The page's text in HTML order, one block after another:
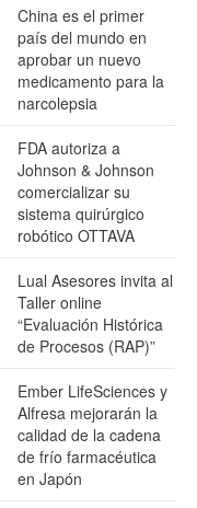
China es el primer
país del mundo en
aprobar un nuevo
medicamento para la
narcolepsia
FDA autoriza a
Johnson & Johnson
comercializar su
sistema quirúrgico
robótico OTTAVA
Lual Asesores invita al
Taller online
“Evaluación Histórica
de Procesos (RAP)”
Ember LifeSciences y
Alfresa mejorarán la
calidad de la cadena
de frío farmacéutica
en Japón